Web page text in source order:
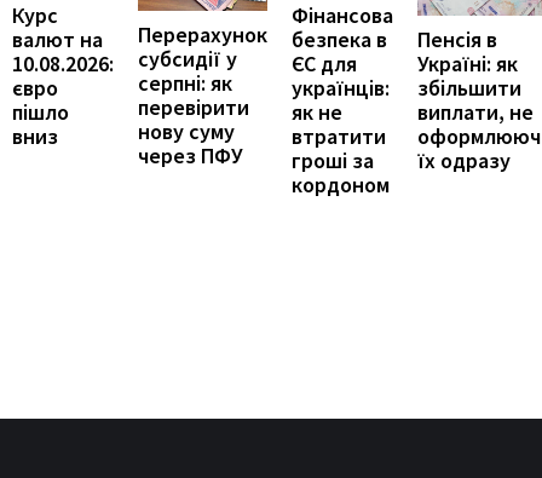
Курс
валют на
10.08.2026:
євро
пішло
вниз
Перерахунок
субсидії у
серпні: як
перевірити
нову суму
через ПФУ
Фінансова
безпека в
ЄС для
українців:
як не
втратити
гроші за
кордоном
Пенсія в
Україні: як
збільшити
виплати, не
їх одразу